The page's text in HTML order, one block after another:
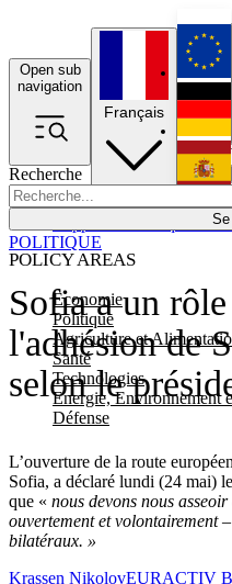
Open sub
navigation
Recherche
POLICY AREAS
Economie
Politique
Agriculture et
Santé
Technologies
Energie, Environnement
Défense
Français
Sofia a un
l'adhésion de
selon le
L’ouverture de la route
Sofia, a déclaré lundi (24 mai)
que « nous devons nous
ouvertement et volontairement
bilatéraux. »
POLITIQUE
Krassen NikolovEURACTIV